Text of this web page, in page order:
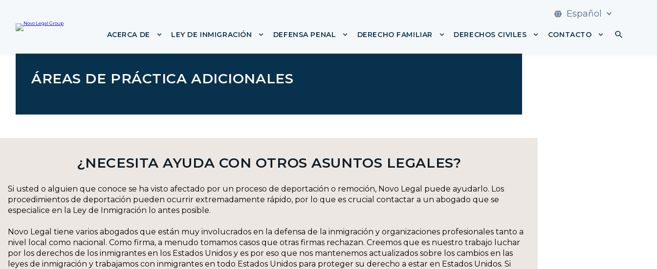
Español
ACERCA DE Mostrar submenú para ACERCA DE
LEY DE INMIGRACIÓN Mostrar submenú para LEY DE INMIGRACIÓN
DEFENSA PENAL Mostrar submenú para DEFENSA PENAL
DERECHO FAMILIAR Mostrar submenú para DERECHO FAMILIAR
DERECHOS CIVILES Mostrar submenú para
CONTACTO Mostrar
ÁREAS DE PRÁCTICA ADICIONALES
¿NECESITA AYUDA CON OTROS ASUNTOS LEGALES?
Si usted o alguien que conoce se ha visto afectado por un proceso de deportación o remoción, Novo Legal puede ayudarlo. Los
procedimientos de deportación pueden ocurrir extremadamente rápido, por lo que es crucial contactar a un abogado que se
especialice en la Ley de Inmigración lo antes posible.
Novo Legal tiene varios abogados que están muy involucrados en la defensa de la inmigración y organizaciones profesionales tanto a
nivel local como nacional. Como firma, a menudo tomamos casos que otras firmas rechazan. Creemos que es nuestro trabajo luchar
por los derechos de los inmigrantes en los Estados Unidos y es por eso que nos mantenemos actualizados sobre los cambios en las
leyes de inmigración y trabajamos con inmigrantes en todo Estados Unidos para proteger su derecho a estar en Estados Unidos. Si